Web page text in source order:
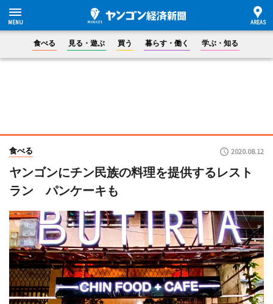
食べる 見る・遊ぶ 買う 暮らす・働く 学ぶ・知る
食べる 2020.08.12
ヤンゴンにチン民族の料理を提供するレスト
ラン パンケーキも